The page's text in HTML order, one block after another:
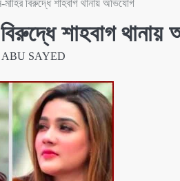
মাহির বিরুদ্ধে শাহবাগ থানায় অভিযোগ
শাহবাগ থানায়
SAYED